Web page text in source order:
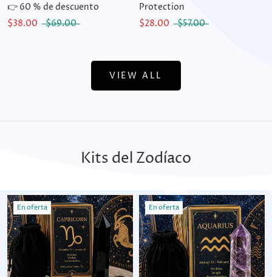
👉 60 % de descuento
$38.00
$69.00
Protection
$28.00
$57.00
VIEW ALL
Kits del Zodíaco
En oferta En oferta